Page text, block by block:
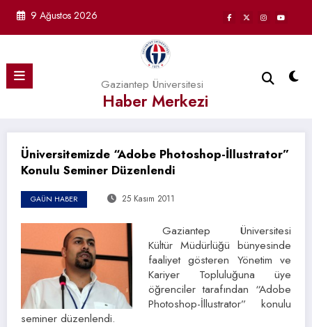
9 Ağustos 2026
Gaziantep Üniversitesi
Haber Merkezi
Üniversitemizde “Adobe Photoshop-İllustrator”
Konulu Seminer Düzenlendi
GAÜN HABER 25 Kasım 2011
Gaziantep Üniversitesi
Kültür Müdürlüğü bünyesinde
faaliyet gösteren Yönetim ve
Kariyer Topluluğuna üye
öğrenciler tarafından “Adobe
Photoshop-İllustrator” konulu
seminer düzenlendi.